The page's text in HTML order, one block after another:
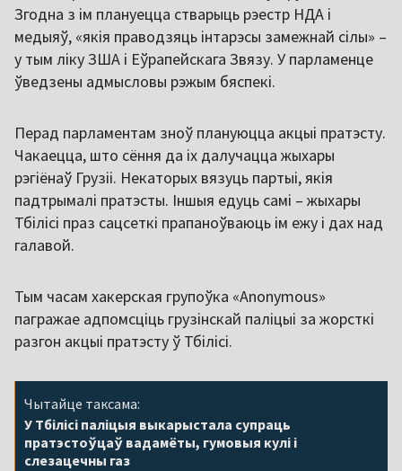
Згодна з ім плануецца стварыць рэестр НДА і
медыяў, «якія праводзяць інтарэсы замежнай сілы» –
у тым ліку ЗША і Еўрапейскага Звязу. У парламенце
ўведзены адмысловы рэжым бяспекі.
Перад парламентам зноў плануюцца акцыі пратэсту.
Чакаецца, што сёння да іх далучацца жыхары
рэгіёнаў Грузіі. Некаторых вязуць партыі, якія
падтрымалі пратэсты. Іншыя едуць самі – жыхары
Тбілісі праз сацсеткі прапаноўваюць ім ежу і дах над
галавой.
Тым часам хакерская групоўка «Anonymous»
пагражае адпомсціць грузінскай паліцыі за жорсткі
разгон акцыі пратэсту ў Тбілісі.
Чытайце таксама:
У Тбілісі паліцыя выкарыстала супраць
пратэстоўцаў вадамёты, гумовыя кулі і
слезацечны газ